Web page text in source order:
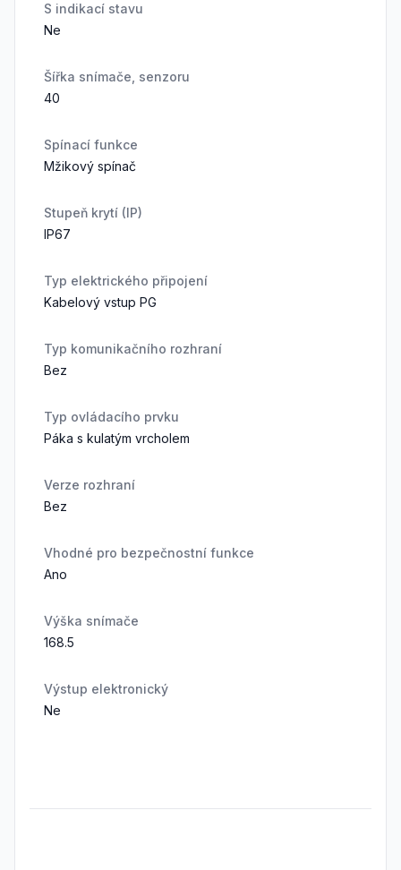
S indikací stavu
Ne
Šířka snímače, senzoru
40
Spínací funkce
Mžikový spínač
Stupeň krytí (IP)
IP67
Typ elektrického připojení
Kabelový vstup PG
Typ komunikačního rozhraní
Bez
Typ ovládacího prvku
Páka s kulatým vrcholem
Verze rozhraní
Bez
Vhodné pro bezpečnostní funkce
Ano
Výška snímače
168.5
Výstup elektronický
Ne